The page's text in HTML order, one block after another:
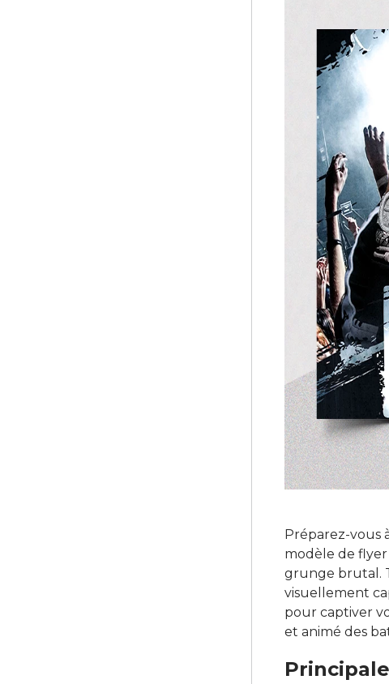
Préparez-vous
modèle de
grunge brutal.
visuellement
pour captiver
et animé des